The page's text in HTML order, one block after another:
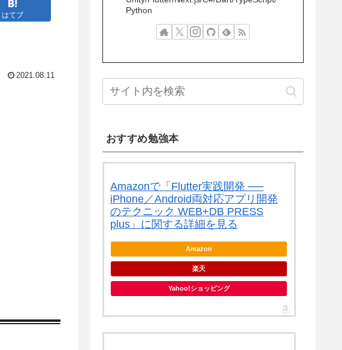
はてブ
2021.08.11
Python
おすすめ勉強本
Amazonで「Flutter実践開発 ──
iPhone／Android両対応アプリ開発
のテクニック WEB+DB PRESS
plus」に関する詳細を見る
Amazon
楽天
Yahoo!ショッピング